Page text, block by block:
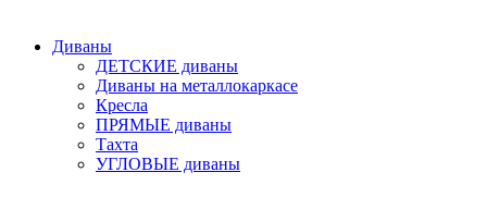
Диваны
ДЕТСКИЕ диваны
Диваны на металлокаркасе
Кресла
ПРЯМЫЕ диваны
Тахта
УГЛОВЫЕ диваны